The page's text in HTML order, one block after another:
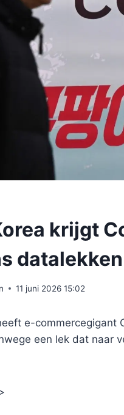
krijgt
11 juni 2026 15:02
e-commercegigant
een lek dat naar